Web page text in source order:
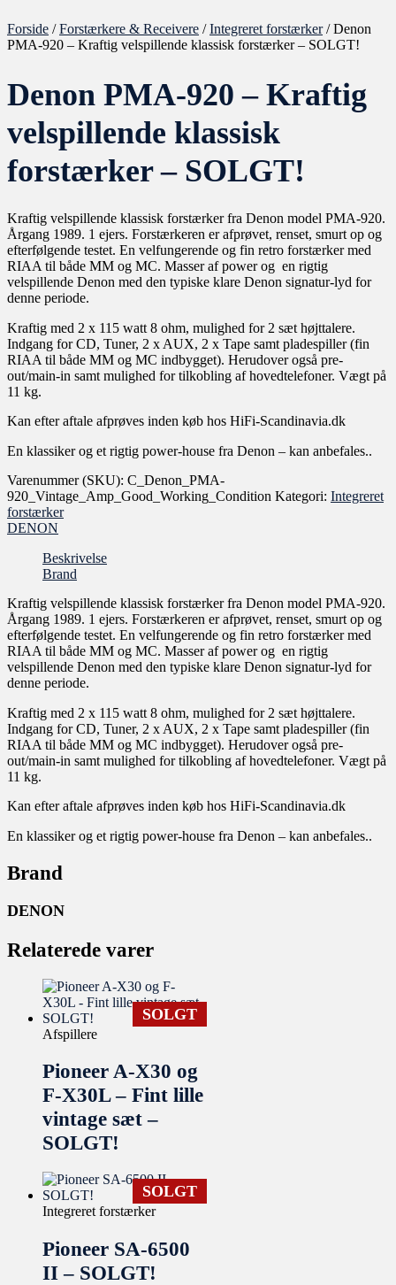
Forside /Forstærkere & Receivere /Integreret forstærker/ Denon
PMA-920 – Kraftig velspillende klassisk forstærker – SOLGT!
Denon PMA-920 – Kraftig
velspillende klassisk
forstærker – SOLGT!
Kraftig velspillende klassisk forstærker fra Denon model PMA-920.
Årgang 1989. 1 ejers. Forstærkeren er afprøvet, renset, smurt op og
efterfølgende testet. En velfungerende og fin retro forstærker med
RIAA til både MM og MC. Masser af power og en rigtig
velspillende Denon med den typiske klare Denon signatur-lyd for
denne periode.
Kraftig med 2 x 115 watt 8 ohm, mulighed for 2 sæt højttalere.
Indgang for CD, Tuner, 2 x AUX, 2 x Tape samt pladespiller (fin
RIAA til både MM og MC indbygget). Herudover også pre-
out/main-in samt mulighed for tilkobling af hovedtelefoner. Vægt på
11 kg.
Kan efter aftale afprøves inden køb hos HiFi-Scandinavia.dk
En klassiker og et rigtig power-house fra Denon – kan anbefales..
Varenummer (SKU): C_Denon_PMA-
920_Vintage_Amp_Good_Working_Condition Kategori: Integreret
forstærker
DENON
Beskrivelse
Brand
Kraftig velspillende klassisk forstærker fra Denon model PMA-920.
Årgang 1989. 1 ejers. Forstærkeren er afprøvet, renset, smurt op og
efterfølgende testet. En velfungerende og fin retro forstærker med
RIAA til både MM og MC. Masser af power og en rigtig
velspillende Denon med den typiske klare Denon signatur-lyd for
denne periode.
Kraftig med 2 x 115 watt 8 ohm, mulighed for 2 sæt højttalere.
Indgang for CD, Tuner, 2 x AUX, 2 x Tape samt pladespiller (fin
RIAA til både MM og MC indbygget). Herudover også pre-
out/main-in samt mulighed for tilkobling af hovedtelefoner. Vægt på
11 kg.
Kan efter aftale afprøves inden køb hos HiFi-Scandinavia.dk
En klassiker og et rigtig power-house fra Denon – kan anbefales..
Brand
DENON
Relaterede varer
SOLGT
Afspillere
Pioneer A-X30 og
F-X30L – Fint lille
vintage sæt –
SOLGT!
SOLGT
Integreret forstærker
Pioneer SA-6500
II – SOLGT!